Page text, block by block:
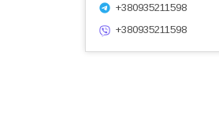
+380935211598
+380935211598